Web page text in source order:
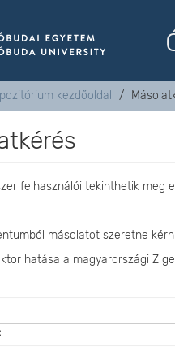
kezdőoldal
felhasználói tekinthetik meg
másolatot szeretne
hatása a magyarországi Z